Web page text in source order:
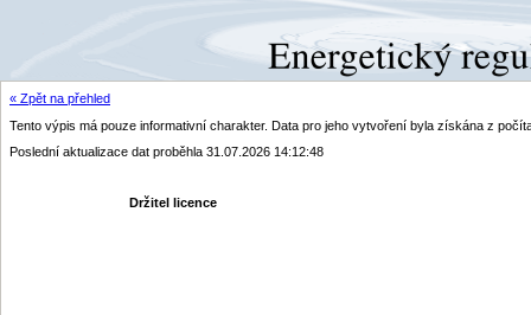
« Zpět na přehled
Tento výpis má pouze informativní charakter. Data pro jeho vytvoření byla získána z
Poslední aktualizace dat proběhla 31.07.2026 14:12:48
Držitel licence